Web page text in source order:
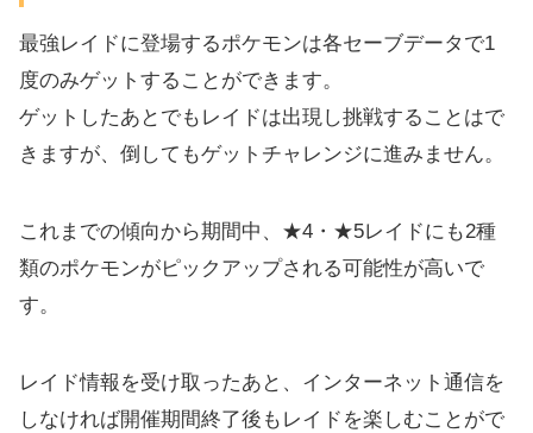
最強レイドに登場するポケモンは各セーブデータで1
度のみゲットすることができます。
ゲットしたあとでもレイドは出現し挑戦することはで
きますが、倒してもゲットチャレンジに進みません。
これまでの傾向から期間中、★4・★5レイドにも2種
類のポケモンがピックアップされる可能性が高いで
す。
レイド情報を受け取ったあと、インターネット通信を
しなければ開催期間終了後もレイドを楽しむことがで